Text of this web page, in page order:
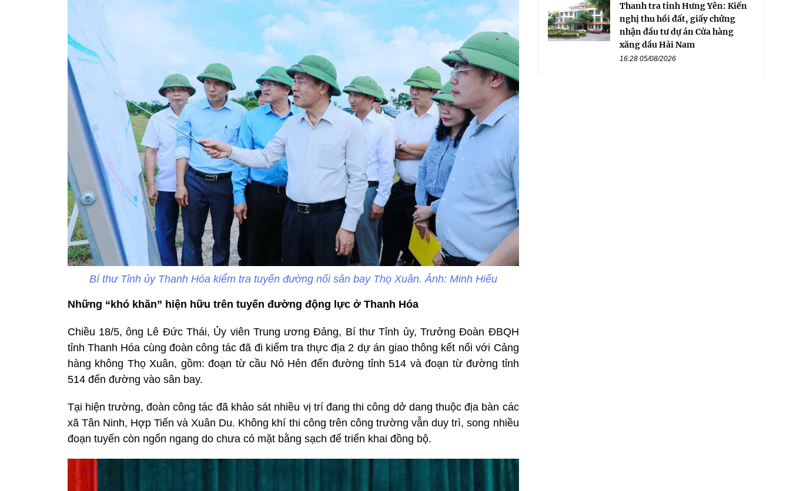
Bí thư Tỉnh ủy Thanh Hóa kiểm tra tuyến đường nối sân bay Thọ Xuân. Ảnh: Minh Hiếu
Những “khó khăn” hiện hữu trên tuyến đường động lực ở Thanh Hóa
Chiều 18/5, ông Lê Đức Thái, Ủy viên Trung ương Đảng, Bí thư Tỉnh ủy, Trưởng Đoàn ĐBQH
tỉnh Thanh Hóa cùng đoàn công tác đã đi kiểm tra thực địa 2 dự án giao thông kết nối với Cảng
hàng không Thọ Xuân, gồm: đoạn từ cầu Nỏ Hẻn đến đường tỉnh 514 và đoạn từ đường tỉnh
514 đến đường vào sân bay.
Tại hiện trường, đoàn công tác đã khảo sát nhiều vị trí đang thi công dở dang thuộc địa bàn các
xã Tân Ninh, Hợp Tiến và Xuân Du. Không khí thi công trên công trường vẫn duy trì, song nhiều
đoạn tuyến còn ngổn ngang do chưa có mặt bằng sạch để triển khai đồng bộ.
Thanh tra tỉnh Hưng Yên: Kiến
nghị thu hồi đất, giấy chứng
nhận đầu tư dự án Cửa hàng
xăng dầu Hải Nam
16:28 05/08/2026